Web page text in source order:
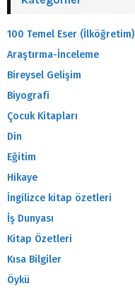
100 Temel Eser (İlköğretim)
Araştırma-İnceleme
Bireysel Gelişim
Biyografi
Çocuk Kitapları
Din
Eğitim
Hikaye
İngilizce kitap özetleri
İş Dunyası
Kitap Özetleri
Kısa Bilgiler
Öykü